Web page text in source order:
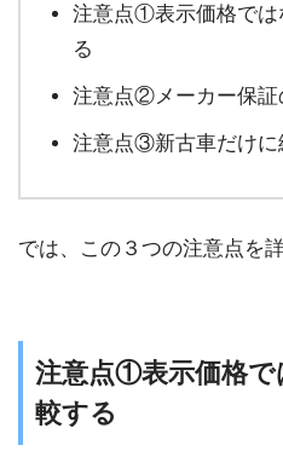
注意点①表示価格では
る
注意点②メーカー保証
注意点③新古車だけに
では、この３つの注意点を
注意点①表示価格で
較する